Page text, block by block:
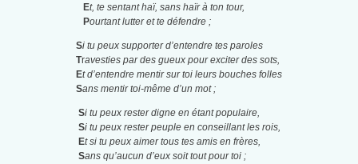
Et, te sentant haï, sans haïr à ton tour,
Pourtant lutter et te défendre ;
Si tu peux supporter d’entendre tes paroles
Travesties par des gueux pour exciter des sots,
Et d’entendre mentir sur toi leurs bouches folles
Sans mentir toi-même d’un mot ;
Si tu peux rester digne en étant populaire,
Si tu peux rester peuple en conseillant les rois,
Et si tu peux aimer tous tes amis en frères,
Sans qu’aucun d’eux soit tout pour toi ;